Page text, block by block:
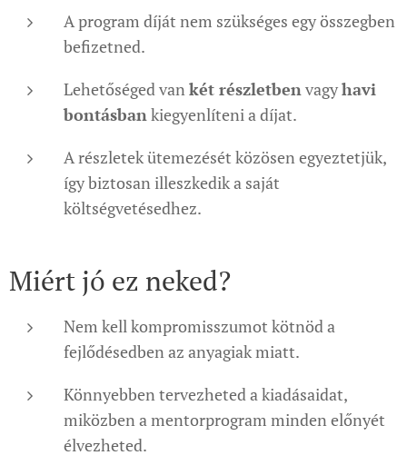
A program díját nem szükséges egy összegben
befizetned.
Lehetőséged van két részletben vagyhavi
bontásban kiegyenlíteni a díjat.
A részletek ütemezését közösen egyeztetjük,
így biztosan illeszkedik a saját
költségvetésedhez.
Miért jó ez neked?
Nem kell kompromisszumot kötnöd a
fejlődésedben az anyagiak miatt.
Könnyebben tervezheted a kiadásaidat,
miközben a mentorprogram minden előnyét
élvezheted.